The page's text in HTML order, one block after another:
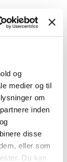
og
medier og til
om
inden
disse
eller som
Du kan